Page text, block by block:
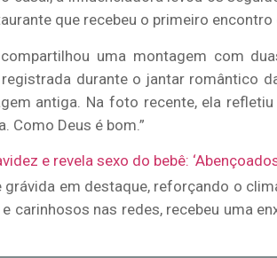
que recebeu o primeiro
uma montagem com
durante o jantar romântico
antiga. Na foto recente, ela
Como Deus é bom.”
e revela sexo do bebê:
em destaque, reforçando o
carinhosos nas redes, recebeu uma